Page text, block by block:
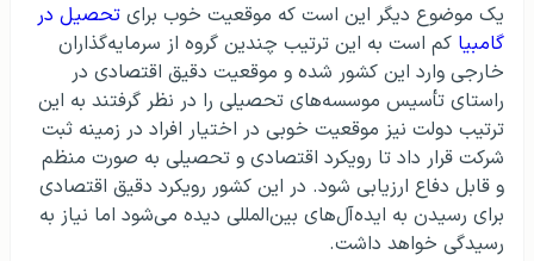
یک موضوع دیگر این است که موقعیت خوب برای تحصیل در
گامبیا کم است به این ترتیب چندین گروه از سرمایه‌گذاران
خارجی وارد این کشور شده و موقعیت دقیق اقتصادی در
راستای تأسیس موسسه‌های تحصیلی را در نظر گرفتند به این
ترتیب دولت نیز موقعیت خوبی در اختیار افراد در زمینه ثبت
شرکت قرار داد تا رویکرد اقتصادی و تحصیلی به صورت منظم
و قابل دفاع ارزیابی شود. در این کشور رویکرد دقیق اقتصادی
برای رسیدن به ایده‌آل‌های بین‌المللی دیده می‌شود اما نیاز به
رسیدگی خواهد داشت.